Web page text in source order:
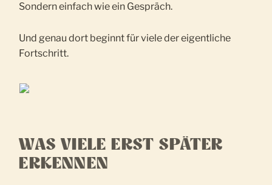
Sondern einfach wie ein Gespräch.
Und genau dort beginnt für viele der eigentliche
Fortschritt.
WAS VIELE ERST SPÄTER
ERKENNEN